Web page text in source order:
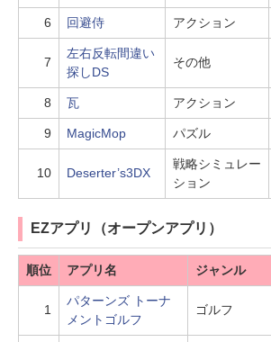
6 回避侍 アクション
7
左右反転間違い
探しDS
その他
8 瓦 アクション
9 MagicMop パズル
10 Deserter’s3DX
戦略シミュレー
ション
EZアプリ（オープンアプリ）
順位 アプリ名 ジャンル
1
パターンズ トーナ
メントゴルフ
ゴルフ